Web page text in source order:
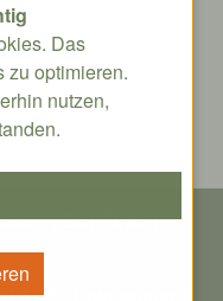
| Oxni GmbH
|AGB
Das
zu optimieren.
nutzen,